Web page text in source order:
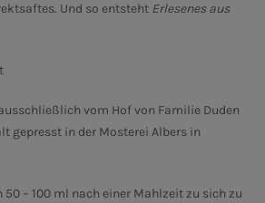
Und so entsteht Erlesenes aus
vom Hof von Familie Duden
gepresst in der Mosterei Albers in
– 100 ml nach einer Mahlzeit zu sich zu